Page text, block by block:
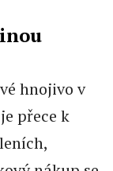
hnojivo v
přece k